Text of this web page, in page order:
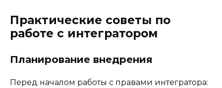
Практические советы по
работе с интегратором
Планирование внедрения
Перед началом работы с правами интегратора: